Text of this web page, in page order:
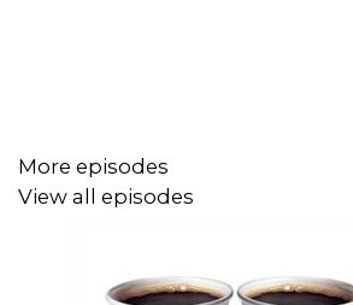
More episodes
View all episodes